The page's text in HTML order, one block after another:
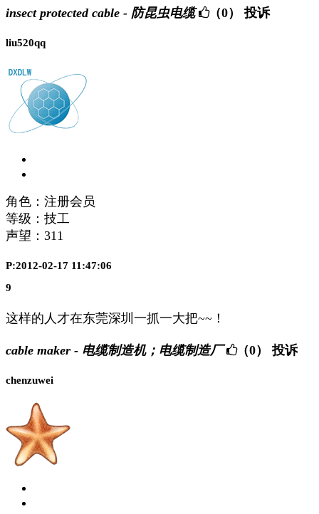
insect protected cable - 防昆虫电缆 （0） 投诉
liu520qq
角色：注册会员
等级：技工
声望： 311
P:2012-02-17 11:47:06
9
这样的人才在东莞深圳一抓一大把~~！
cable maker - 电缆制造机；电缆制造厂 （0） 投诉
chenzuwei